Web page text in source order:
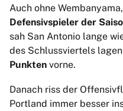
Auch ohne
Defensivspieler der
sah San Antonio lange
des Schlussviertels
Punkten vorne.
Danach riss der
Portland immer besser